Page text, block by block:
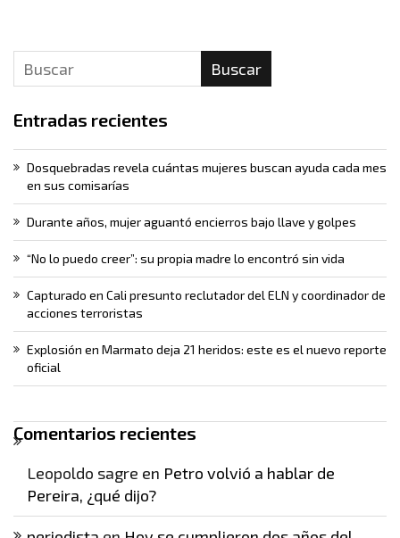
Buscar
Entradas recientes
Dosquebradas revela cuántas mujeres buscan ayuda cada mes
en sus comisarías
Durante años, mujer aguantó encierros bajo llave y golpes
“No lo puedo creer”: su propia madre lo encontró sin vida
Capturado en Cali presunto reclutador del ELN y coordinador de
acciones terroristas
Explosión en Marmato deja 21 heridos: este es el nuevo reporte
oficial
Comentarios recientes
Leopoldo sagre en Petro volvió a hablar de
Pereira, ¿qué dijo?